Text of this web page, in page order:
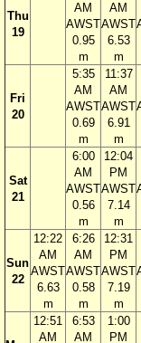
Thu
19
AM
AWST
0.95
m
AM
AWST
6.53
m
Fri
20
5:35
AM
AWST
0.69
m
11:37
AM
AWST
6.91
m
Sat
21
6:00
AM
AWST
0.56
m
12:04
PM
AWST
7.14
m
Sun
22
12:22
AM
AWST
6.63
m
6:26
AM
AWST
0.58
m
12:31
PM
AWST
7.19
m
12:51
AM
6:53
AM
1:00
PM